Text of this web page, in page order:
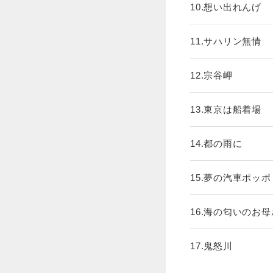
10.想い出れんげ
11.サハリン無情
12.宗谷岬
13.東京は船着場
14.都の雨に
15.夢の汽車ポッポ
16.海の匂いのお母
17.鬼怒川